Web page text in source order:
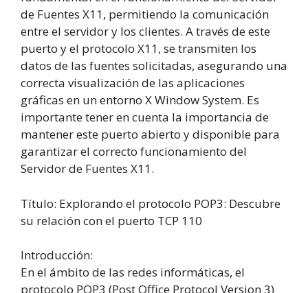
de Fuentes X11, permitiendo la comunicación
entre el servidor y los clientes. A través de este
puerto y el protocolo X11, se transmiten los
datos de las fuentes solicitadas, asegurando una
correcta visualización de las aplicaciones
gráficas en un entorno X Window System. Es
importante tener en cuenta la importancia de
mantener este puerto abierto y disponible para
garantizar el correcto funcionamiento del
Servidor de Fuentes X11.
Título: Explorando el protocolo POP3: Descubre
su relación con el puerto TCP 110
Introducción:
En el ámbito de las redes informáticas, el
protocolo POP3 (Post Office Protocol Version 3)